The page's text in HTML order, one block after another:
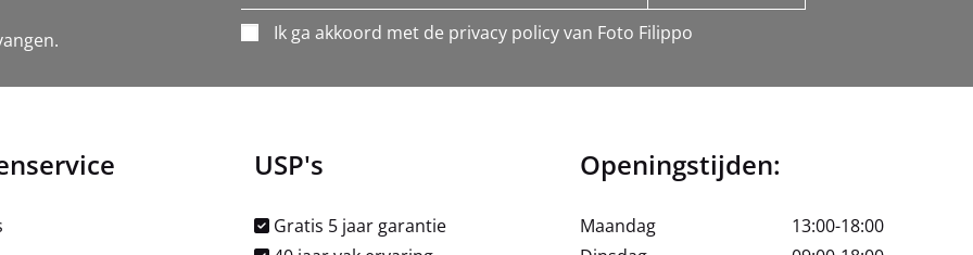
Ik ga akkoord met de privacy policy van Foto Filippo
USP's
Gratis 5 jaar garantie
Openingstijden:
Maandag
13:00-18:00